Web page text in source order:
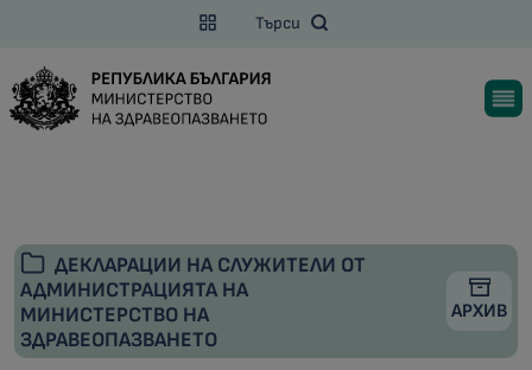
Търси
ДЕКЛАРАЦИИ НА СЛУЖИТЕЛИ ОТ
АДМИНИСТРАЦИЯТА НА
МИНИСТЕРСТВО НА
ЗДРАВЕОПАЗВАНЕТО
АРХИВ